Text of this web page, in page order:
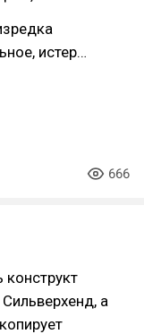
истер…
666
конструкт
а